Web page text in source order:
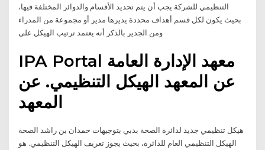
التنظيمي للشركة يجب أن يتم تحديد الأقسام والدوائر المختلفة فيها،
بحيث يكون لكل قسم أهداف محددة يديرها مدير أو مجموعة من المدراء
ومن الجدير بالذكر أنه يعتمد ترتيب الهيكل على
IPA Portal معهد الإدارة العامة
عن المعهد الهيكل التنظيمي. عن
المعهد
هيكل تنظيمي جديد لدائرة الصحة بدبي بتوجيهات حمدان بن راشد الصحة
الهيكل التنظيمي العام للدائرة، بحيث يجوز تعريف الهيكل التنظيمي. هو